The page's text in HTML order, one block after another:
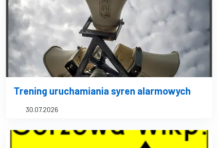
Trening uruchamiania syren alarmowych
30.07.2026